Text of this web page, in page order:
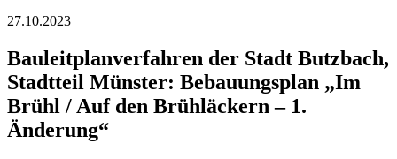
27.10.2023
Bauleitplanverfahren der Stadt Butzbach,
Stadtteil Münster: Bebauungsplan „Im
Brühl / Auf den Brühläckern – 1.
Änderung“